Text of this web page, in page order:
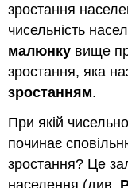
зростання
чисельність
малюнку вище
зростання, яка
зростанням.
При якій
починає
зростання? Це